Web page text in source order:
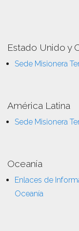
Estado Unido y
Sede Misionera
América Latina
Sede Misionera
Oceanía
Enlaces de
Oceanía